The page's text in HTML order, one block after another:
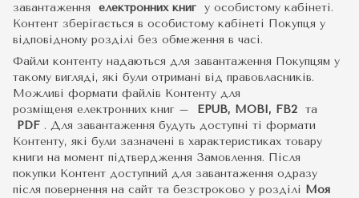
завантаження електронних книг у особистому кабінеті.
Контент зберігається в особистому кабінеті Покупця у
відповідному розділі без обмеження в часі.
Файли контенту надаються для завантаження Покупцям у
такому вигляді, які були отримані від правовласників.
Можливі формати файлів Контенту для
розміщеня електронних книг –
EPUB, MOBI, FB2 та
PDF . Для завантаження будуть доступні ті формати
Контенту, які були зазначені в характеристиках товару
книги на момент підтвердження Замовлення. Після
покупки Контент доступний для завантаження одразу
після повернення на сайт та безстроково у розділі Моя